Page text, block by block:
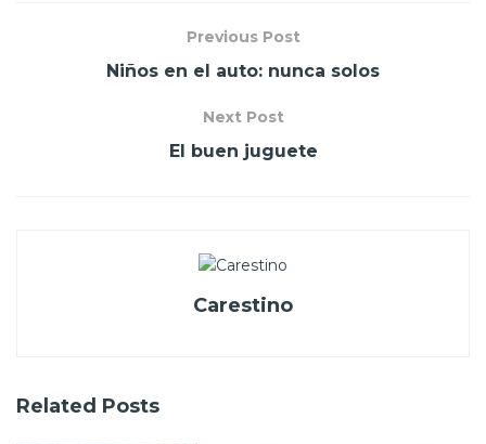
Previous Post
Niños en el auto: nunca solos
Next Post
El buen juguete
Carestino
Related Posts